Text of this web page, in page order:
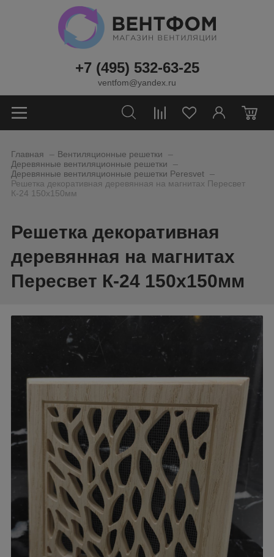
+7 (495) 532-63-25
ventfom@yandex.ru
0
Главная Вентиляционные решетки
Деревянные вентиляционные решетки
Деревянные вентиляционные решетки Peresvet
Решетка декоративная деревянная на магнитах Пересвет
К-24 150х150мм
Решетка декоративная
деревянная на магнитах
Пересвет К-24 150х150мм